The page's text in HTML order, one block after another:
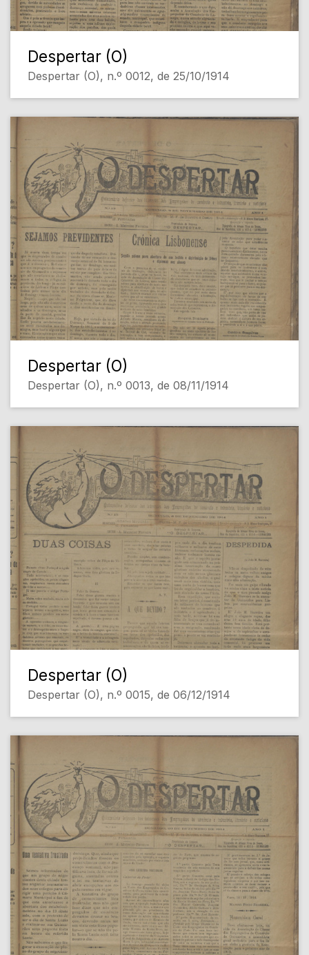
Despertar (O)
Despertar (O), n.º 0012, de 25/10/1914
Despertar (O)
Despertar (O), n.º 0013, de 08/11/1914
Despertar (O)
Despertar (O), n.º 0015, de 06/12/1914